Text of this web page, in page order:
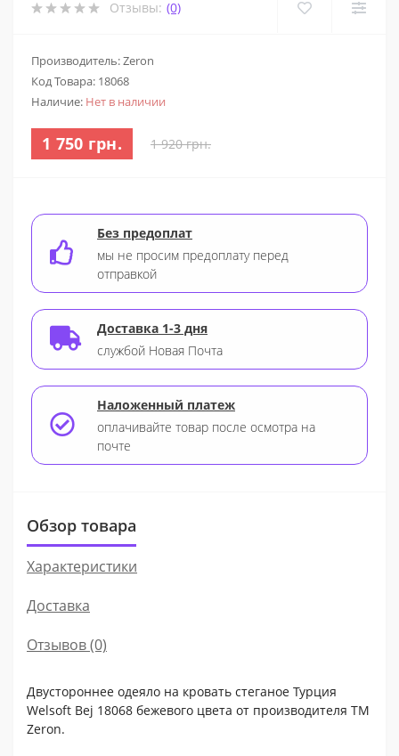
Отзывы: (0)
Производитель: Zeron
Код Товара: 18068
Наличие: Нет в наличии
1 750 грн. 1 920 грн.
Без предоплат
мы не просим предоплату перед
отправкой
Доставка 1-3 дня
службой Новая Почта
Наложенный платеж
оплачивайте товар после осмотра на
почте
Обзор товара
Характеристики
Доставка
Отзывов (0)
Двустороннее одеяло на кровать стеганое Турция
Welsoft Bej 18068 бежевого цвета от производителя TM
Zeron.